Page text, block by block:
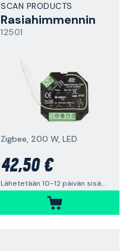
SCAN PRODUCTS
Rasiahimmennin
12501
Zigbee, 200 W, LED
42,50 €
Lähetetään 10-12 päivän sisällä